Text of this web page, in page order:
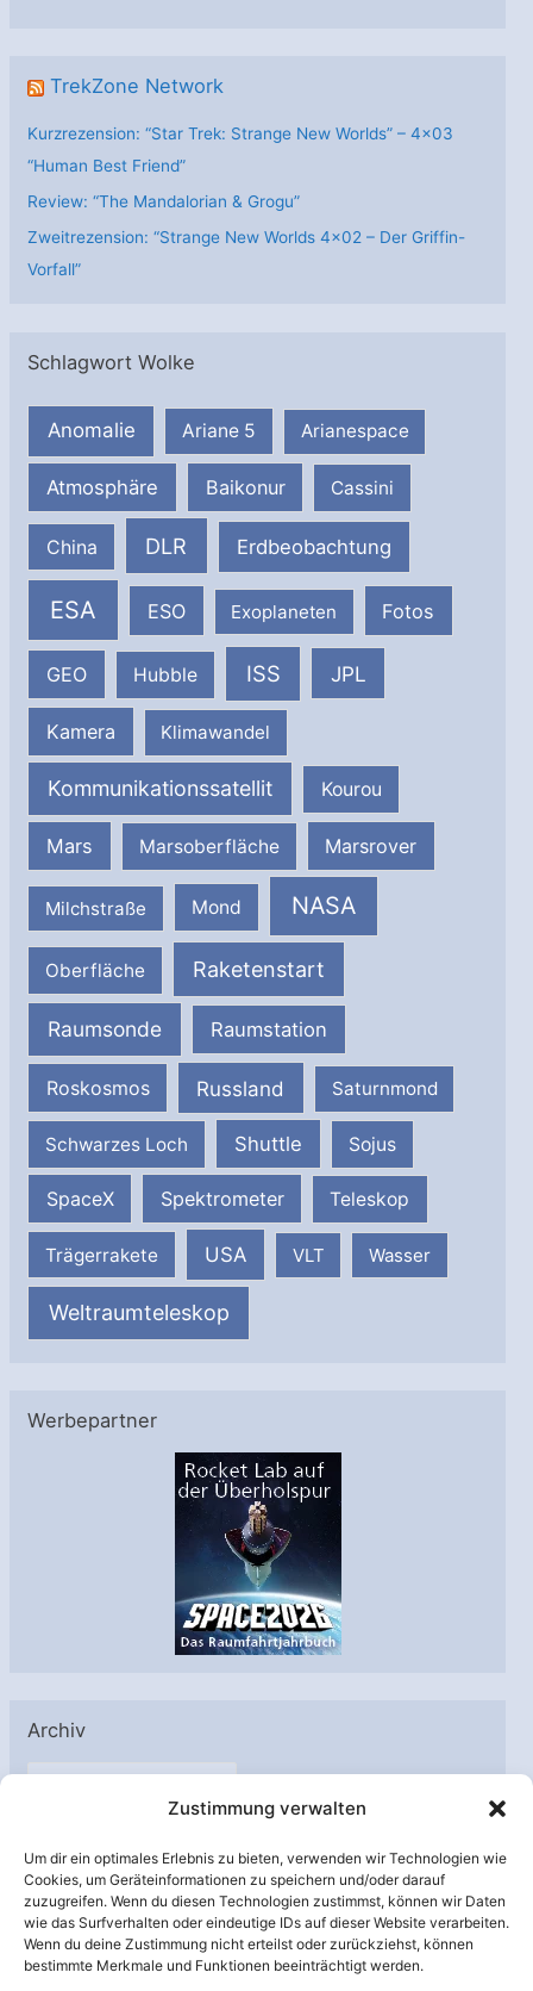
Zustimmung verwalten
Um dir ein optimales Erlebnis zu bieten, verwenden wir Technologien wie
Cookies, um Geräteinformationen zu speichern und/oder darauf
zuzugreifen. Wenn du diesen Technologien zustimmst, können wir Daten
wie das Surfverhalten oder eindeutige IDs auf dieser Website verarbeiten.
Wenn du deine Zustimmung nicht erteilst oder zurückziehst, können
bestimmte Merkmale und Funktionen beeinträchtigt werden.
TrekZone Network
Kurzrezension: “Star Trek: Strange New Worlds” – 4×03
“Human Best Friend”
Review: “The Mandalorian & Grogu”
Zweitrezension: “Strange New Worlds 4×02 – Der Griffin-
Vorfall”
Schlagwort Wolke
Anomalie Ariane 5 Arianespace
Atmosphäre Baikonur Cassini
China DLR Erdbeobachtung
ESA ESO Exoplaneten Fotos
GEO Hubble ISS JPL
Kamera Klimawandel
Kommunikationssatellit Kourou
Mars Marsoberfläche Marsrover
Milchstraße Mond NASA
Oberfläche Raketenstart
Raumsonde Raumstation
Roskosmos Russland Saturnmond
Schwarzes Loch Shuttle Sojus
SpaceX Spektrometer Teleskop
Trägerrakete USA VLT Wasser
Weltraumteleskop
Werbepartner
Archiv
A
h
i
v
Unterstützt von: